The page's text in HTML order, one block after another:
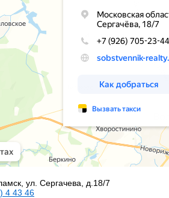
ул. Сергачева, д.18/7
4 43 46